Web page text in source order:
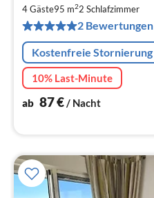
4 Gäste95 m22 Schlafzimmer
2 Bewertungen
Kostenfreie Stornierung
10% Last-Minute
ab 87€/ Nacht